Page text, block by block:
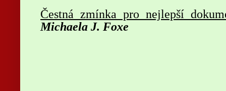
Čestná zmínka pro nejlepší
Michaela J. Foxe